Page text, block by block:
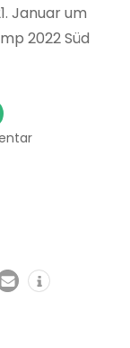
Januar um
2022 Süd
zu
Maps
und